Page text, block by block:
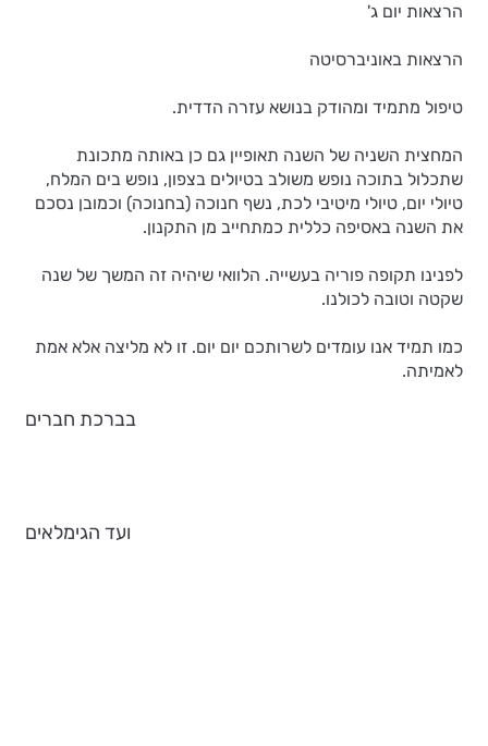
הרצאות יום ג'
הרצאות באוניברסיטה
טיפול מתמיד ומהודק בנושא עזרה הדדית.
המחצית השניה של השנה תאופיין גם כן באותה מתכונת
שתכלול בתוכה נופש משולב בטיולים בצפון, נופש בים המלח,
טיולי יום, טיולי מיטיבי לכת, נשף חנוכה (בחנוכה) וכמובן נסכם
את השנה באסיפה כללית כמתחייב מן התקנון.
לפנינו תקופה פוריה בעשייה. הלוואי שיהיה זה המשך של שנה
שקטה וטובה לכולנו.
כמו תמיד אנו עומדים לשרותכם יום יום. זו לא מליצה אלא אמת
לאמיתה.
בברכת חברים
ועד הגימלאים